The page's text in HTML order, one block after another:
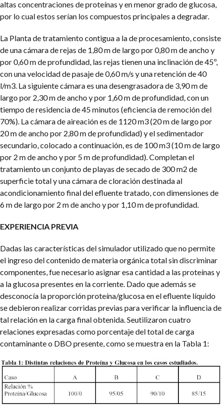
altas concentraciones de proteínas y en menor grado de glucosa,
por lo cual estos serían los compuestos principales a degradar.
La Planta de tratamiento contigua a la de procesamiento, consiste
de una cámara de rejas de 1,80 m de largo por 0,80 m de ancho y
por 0,60 m de profundidad, las rejas tienen una inclinación de 45º,
con una velocidad de pasaje de 0,60 m/s y una retención de 40
l/m3. La siguiente cámara es una desengrasadora de 3,90 m de
largo por 2,30 m de ancho y por 1,60 m de profundidad, con un
tiempo de residencia de 45 minutos (eficiencia de remoción del
70%). La cámara de aireación es de 1120 m3 (20 m de largo por
20 m de ancho por 2,80 m de profundidad) y el sedimentador
secundario, colocado a continuación, es de 100 m3 (10 m de largo
por 2 m de ancho y por 5 m de profundidad). Completan el
tratamiento un conjunto de playas de secado de 300 m2 de
superficie total y una cámara de cloración destinada al
acondicionamiento final del efluente tratado, con dimensiones de
6 m de largo por 2 m de ancho y por 1,10 m de profundidad.
EXPERIENCIA PREVIA
Dadas las características del simulador utilizado que no permite
el ingreso del contenido de materia orgánica total sin discriminar
componentes, fue necesario asignar esa cantidad a las proteínas y
a la glucosa presentes en la corriente. Dado que además se
desconocía la proporción proteína/glucosa en el efluente líquido
se debieron realizar corridas previas para verificar la influencia de
tal relación en la carga final obtenida. Seutilizaron cuatro
relaciones expresadas como porcentaje del total de carga
contaminante o DBO presente, como se muestra en la Tabla 1: